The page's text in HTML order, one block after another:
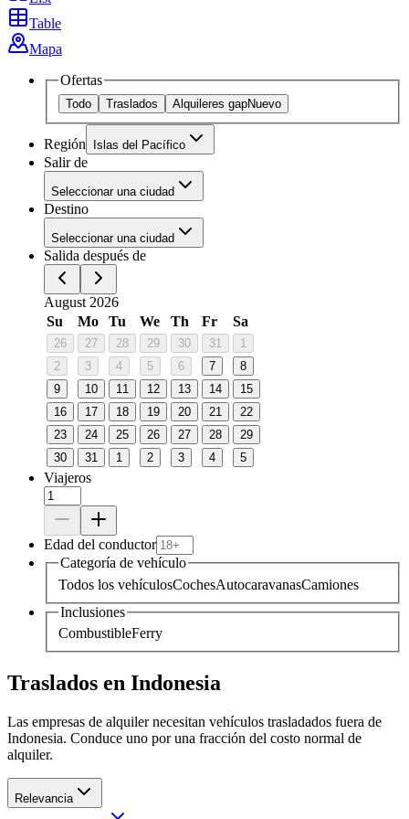
Table
Mapa
Ofertas
Todo Traslados Alquileres gapNuevo
Región Islas del Pacífico
Salir de
Seleccionar una ciudad
Destino
Seleccionar una ciudad
Salida después de
August 2026
Su
Mo Tu We Th Fr Sa
26 27 28 29 30 31
1
2
3 4 5 6 7
8
9
10 11 12 13 14
15
16
17 18 19 20 21
22
23
24 25 26 27 28
29
30
31 1 2 3 4 5
Viajeros
Edad del conductor
Categoría de vehículo
Todos los vehículosCochesAutocaravanasCamiones
Inclusiones
CombustibleFerry
Traslados en Indonesia
Las empresas de alquiler necesitan vehículos trasladados fuera de
Indonesia. Conduce uno por una fracción del costo normal de
alquiler.
Relevancia